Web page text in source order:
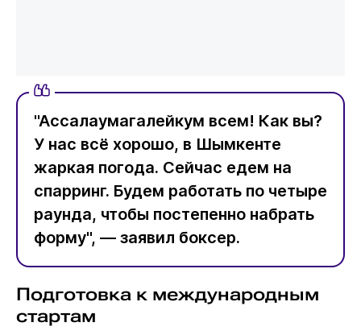
"Ассалаумагалейкум всем! Как вы?
У нас всё хорошо, в Шымкенте
жаркая погода. Сейчас едем на
спарринг. Будем работать по четыре
раунда, чтобы постепенно набрать
форму", — заявил боксер.
Подготовка к международным
стартам